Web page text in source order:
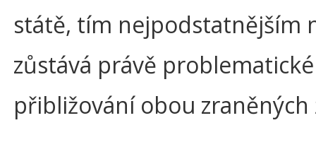
státě, tím nejpodstatnějším
zůstává právě problematické
přibližování obou zraněných